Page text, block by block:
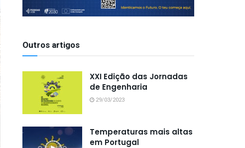
Outros artigos
XXI Edição das Jornadas
de Engenharia
29/03/2023
Temperaturas mais altas
em Portugal